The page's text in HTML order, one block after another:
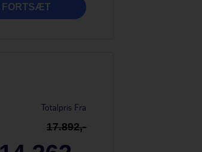
FORTSÆT
Totalpris Fra
17.892,-